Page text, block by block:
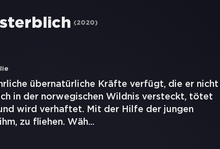
(2020)
übernatürliche Kräfte verfügt, die er nicht
in der norwegischen Wildnis versteckt, tötet
wird verhaftet. Mit der Hilfe der jungen
zu fliehen. Wäh...